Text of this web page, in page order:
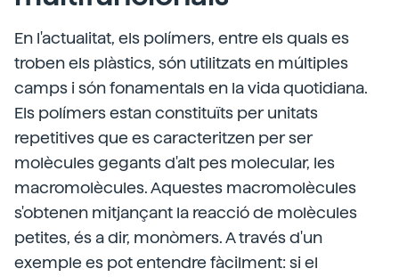
En l'actualitat, els polímers, entre els quals es
troben els plàstics, són utilitzats en múltiples
camps i són fonamentals en la vida quotidiana.
Els polímers estan constituïts per unitats
repetitives que es caracteritzen per ser
molècules gegants d'alt pes molecular, les
macromolècules. Aquestes macromolècules
s'obtenen mitjançant la reacció de molècules
petites, és a dir, monòmers. A través d'un
exemple es pot entendre fàcilment: si el